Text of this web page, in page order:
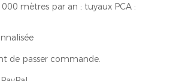
mètres par an ; tuyaux PCA :
de passer commande.